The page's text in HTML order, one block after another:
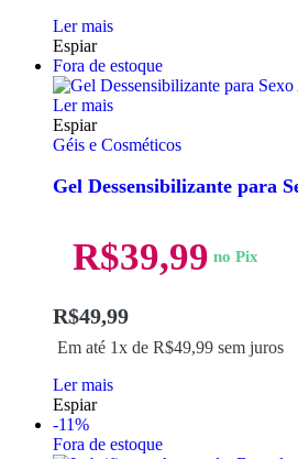
Ler mais
Espiar
Fora de estoque
Ler mais
Espiar
Géis e Cosméticos
Gel Dessensibilizante para
R$49,99
Em até 1x de R$49,99 sem juros
R$39,99 no Pix
Ler mais
Espiar
-11%
Fora de estoque